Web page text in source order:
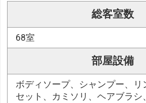
総客室数
68室
部屋設備
ボディソープ、シャンプー、リ
セット、カミソリ、ヘアブラシ